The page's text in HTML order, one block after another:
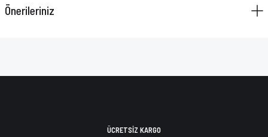
Önerileriniz
ÜCRETSİZ KARGO